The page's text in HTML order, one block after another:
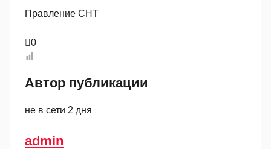
Правление СНТ
0
Автор публикации
не в сети 2 дня
admin